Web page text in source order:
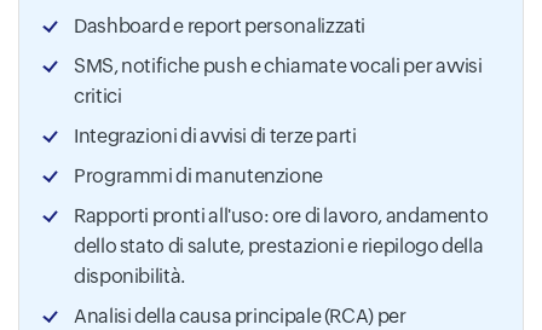
Dashboard e report personalizzati
SMS, notifiche push e chiamate vocali per avvisi
critici
Integrazioni di avvisi di terze parti
Programmi di manutenzione
Rapporti pronti all'uso: ore di lavoro, andamento
dello stato di salute, prestazioni e riepilogo della
disponibilità.
Analisi della causa principale (RCA) per